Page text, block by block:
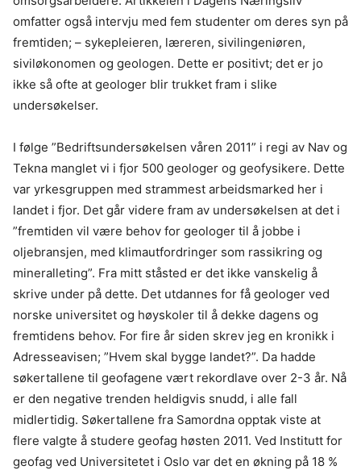
omfatter også intervju med fem studenter om deres syn på
fremtiden; – sykepleieren, læreren, sivilingeniøren,
siviløkonomen og geologen. Dette er positivt; det er jo
ikke så ofte at geologer blir trukket fram i slike
undersøkelser.
I følge ”Bedriftsundersøkelsen våren 2011” i regi av Nav og
Tekna manglet vi i fjor 500 geologer og geofysikere. Dette
var yrkesgruppen med strammest arbeidsmarked her i
landet i fjor. Det går videre fram av undersøkelsen at det i
”fremtiden vil være behov for geologer til å jobbe i
oljebransjen, med klimautfordringer som rassikring og
mineralleting”. Fra mitt ståsted er det ikke vanskelig å
skrive under på dette. Det utdannes for få geologer ved
norske universitet og høyskoler til å dekke dagens og
fremtidens behov. For fire år siden skrev jeg en kronikk i
Adresseavisen; ”Hvem skal bygge landet?”. Da hadde
søkertallene til geofagene vært rekordlave over 2-3 år. Nå
er den negative trenden heldigvis snudd, i alle fall
midlertidig. Søkertallene fra Samordna opptak viste at
flere valgte å studere geofag høsten 2011. Ved Institutt for
geofag ved Universitetet i Oslo var det en økning på 18 %